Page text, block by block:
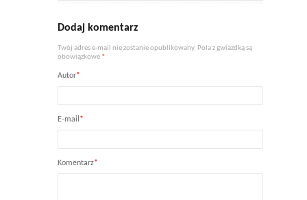
Dodaj komentarz
Twój adres e-mail nie zostanie opublikowany. Pola z gwiazdką są
obowiązkowe *
Autor*
E-mail *
Komentarz*